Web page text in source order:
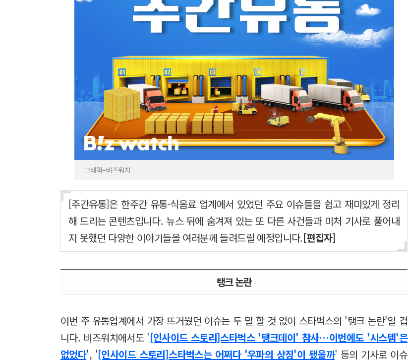
그래픽=비즈워치
[주간유통]은 한주간 유통·식음료 업계에서 있었던 주요 이슈들을 쉽고 재미있게 정리
해 드리는 콘텐츠입니다. 뉴스 뒤에 숨겨져 있는 또 다른 사건들과 미처 기사로 풀어내
지 못했던 다양한 이야기들을 여러분께 들려드릴 예정입니다.[편집자]
탱크 논란
이번 주 유통업계에서 가장 뜨거웠던 이슈는 두 말 할 것 없이 스타벅스의 '탱크 논란'일 겁
니다. 비즈워치에서도 '[인사이드 스토리]스타벅스 '탱크데이' 참사…이번에도 '시스템'은
없었다', '[인사이드 스토리]스타벅스는 어쩌다 '우파의 상징'이 됐을까' 등의 기사로 이슈